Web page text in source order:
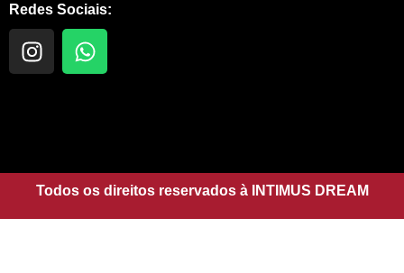
Redes Sociais:
I
n
r
a
m
W
h
p
p
Todos os direitos reservados à INTIMUS DREAM